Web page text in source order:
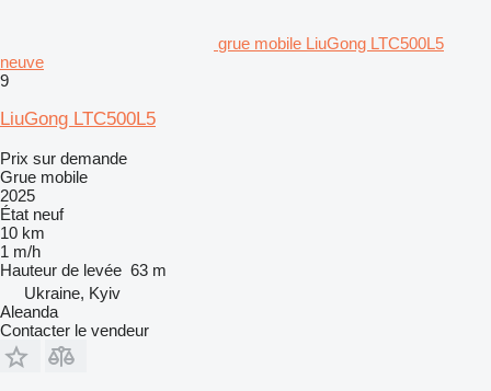
grue mobile LiuGong LTC500L5
neuve
9
LiuGong LTC500L5
Prix sur demande
Grue mobile
2025
État neuf
10 km
1 m/h
Hauteur de levée 63 m
Ukraine, Kyiv
Aleanda
Contacter le vendeur